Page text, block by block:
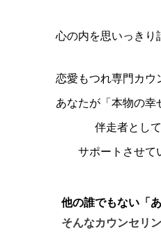
心の内を思いっきり
恋愛もつれ専門カウ
あなたが「本物の幸
伴走者とし
サポートさせて
他の誰でもない「
そんなカウンセリ